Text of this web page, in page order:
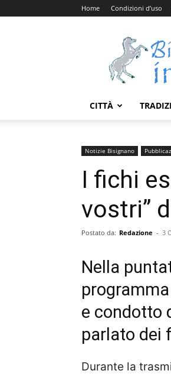
Home Condizioni d’uso
CITTÀ
Notizie Bisignano
I fichi
vostri”
Postato da: Redazione - 3
Nella
e condotto
parlato dei
Durante la